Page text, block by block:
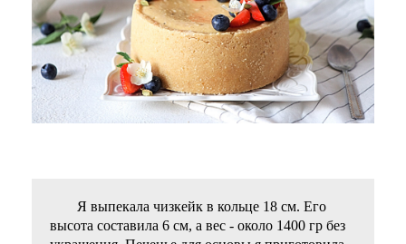
Я выпекала чизкейк в кольце 18 см. Его
высота составила 6 см, а вес - около 1400 гр без